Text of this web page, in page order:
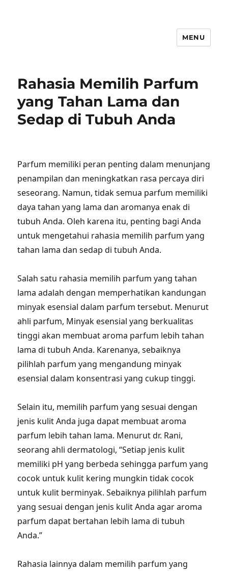
MENU
Rahasia Memilih Parfum
yang Tahan Lama dan
Sedap di Tubuh Anda
Parfum memiliki peran penting dalam menunjang
penampilan dan meningkatkan rasa percaya diri
seseorang. Namun, tidak semua parfum memiliki
daya tahan yang lama dan aromanya enak di
tubuh Anda. Oleh karena itu, penting bagi Anda
untuk mengetahui rahasia memilih parfum yang
tahan lama dan sedap di tubuh Anda.
Salah satu rahasia memilih parfum yang tahan
lama adalah dengan memperhatikan kandungan
minyak esensial dalam parfum tersebut. Menurut
ahli parfum, Minyak esensial yang berkualitas
tinggi akan membuat aroma parfum lebih tahan
lama di tubuh Anda. Karenanya, sebaiknya
pilihlah parfum yang mengandung minyak
esensial dalam konsentrasi yang cukup tinggi.
Selain itu, memilih parfum yang sesuai dengan
jenis kulit Anda juga dapat membuat aroma
parfum lebih tahan lama. Menurut dr. Rani,
seorang ahli dermatologi, “Setiap jenis kulit
memiliki pH yang berbeda sehingga parfum yang
cocok untuk kulit kering mungkin tidak cocok
untuk kulit berminyak. Sebaiknya pilihlah parfum
yang sesuai dengan jenis kulit Anda agar aroma
parfum dapat bertahan lebih lama di tubuh
Anda.”
Rahasia lainnya dalam memilih parfum yang